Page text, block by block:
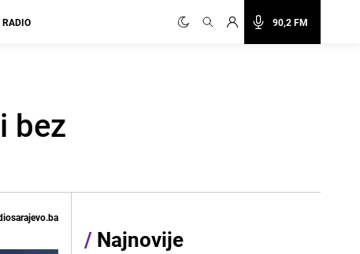
90,2 FM
RADIO
bez
/ Najnovije